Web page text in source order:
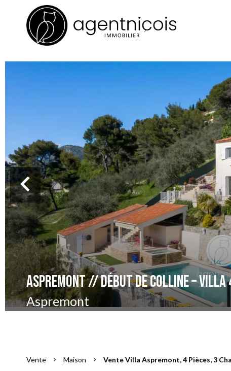
ASPREMONT // DÉBUT DE COLLINE –
Aspremont
Vente Maison Vente Villa Aspremont, 4 Pièces, 3